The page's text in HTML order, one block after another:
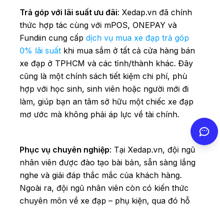
Trả góp với lãi suất ưu đãi: Xedap.vn đã chính
thức hợp tác cùng với mPOS, ONEPAY và
Fundiin cung cấp dịch vụ mua xe đạp trả góp
0% lãi suất khi mua sắm ở tất cả cửa hàng bán
xe đạp ở TPHCM và các tỉnh/thành khác. Đây
cũng là một chính sách tiết kiệm chi phí, phù
hợp với học sinh, sinh viên hoặc người mới đi
làm, giúp bạn an tâm sở hữu một chiếc xe đạp
mơ ước mà không phải áp lực về tài chính.
Phục vụ chuyên nghiệp: Tại Xedap.vn, đội ngũ
nhân viên được đào tạo bài bản, sẵn sàng lắng
nghe và giải đáp thắc mắc của khách hàng.
Ngoài ra, đội ngũ nhân viên còn có kiến thức
chuyên môn về xe đạp – phụ kiện, qua đó hỗ